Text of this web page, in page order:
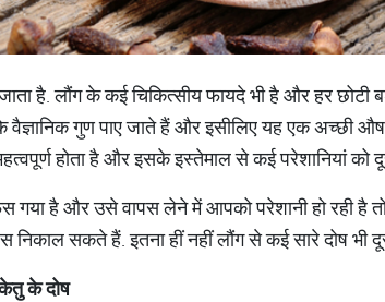
है. लौंग के कई चिकित्सीय फायदे भी है और हर छोटी
गुण पाए जाते हैं और इसीलिए यह एक अच्छी
होता है और इसके इस्तेमाल से कई परेशानियां को
गया है और उसे वापस लेने में आपको परेशानी हो रही
सकते हैं. इतना हीं नहीं लौंग से कई सारे दोष भी
केदोष